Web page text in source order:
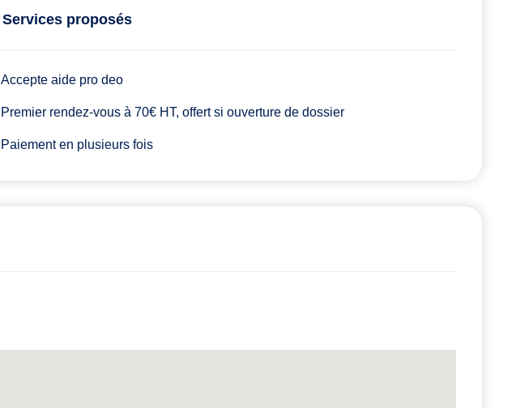
Services proposés
Accepte aide pro deo
Premier rendez-vous à 70€ HT, offert si ouverture de dossier
Paiement en plusieurs fois